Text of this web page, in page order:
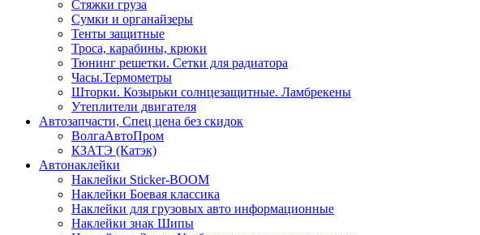
Стяжки груза
Сумки и органайзеры
Тенты защитные
Троса, карабины, крюки
Тюнинг решетки. Сетки для радиатора
Часы.Термометры
Шторки. Козырьки солнцезащитные. Ламбрекены
Утеплители двигателя
Автозапчасти, Спец цена без скидок
ВолгаАвтоПром
КЗАТЭ (Катэк)
Автонаклейки
Наклейки Sticker-BOOM
Наклейки Боевая классика
Наклейки для грузовых авто информационные
Наклейки знак Шипы